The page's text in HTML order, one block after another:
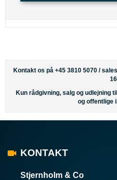
Kontakt os på +45 3810 5070 /
Kun rådgivning, salg og udlejning
og offentlige
KONTAKT
Stjernholm & Co